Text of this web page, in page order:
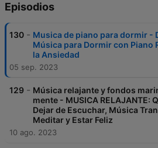
Episodios
130 - Musica de piano para dormir -
Música para Dormir con Piano
la Ansiedad
05 sep. 2023
129 - Música relajante y fondos
mente - MUSICA RELAJANTE:
Dejar de Escuchar, Música
Meditar y Estar Feliz
10 ago. 2023